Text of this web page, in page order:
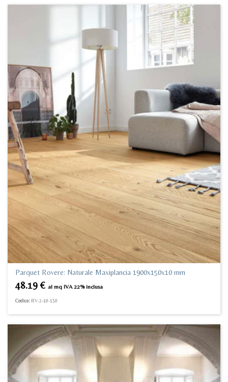
Parquet Rovere: Naturale Maxiplancia 1900x150x10 mm
48.19 € al mq IVA 22% inclusa
Codice: RV-2-10-150